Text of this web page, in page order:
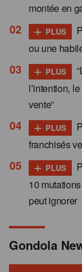
montée en
+ PLUS
ou une
+ PLUS
l’intention,
vente”
+ PLUS
franchisés
+ PLUS
10
peut ignorer
Gondola